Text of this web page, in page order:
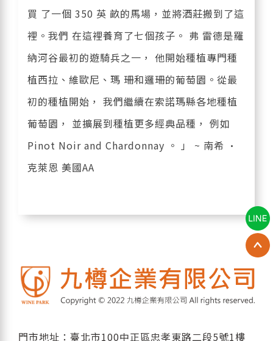
買 了一個 350 英 畝的馬場，並將酒莊搬到了這
裡。我們 在這裡養育了七個孩子。 弗 雷德是羅
納河谷最初的遊騎兵之一， 他開始種植專門種
植西拉、維歐尼、瑪 珊和邏珊的葡萄園。從最
初的種植開始， 我們繼續在索諾瑪縣各地種植
葡萄園， 並擴展到種植更多經典品種， 例如
Pinot Noir and Chardonnay 。 」 ~ 南希 ·
克萊恩 美國AA
門市地址：臺北市100中正區忠孝東路二段5號1樓